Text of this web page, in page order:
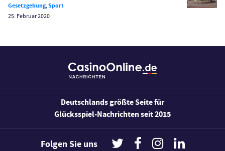
Wirtschaft
Gesetzgebung,Sport
25. Februar 2020
Deutschlands größte Seite für
Glücksspiel-Nachrichten seit 2015
Folgen Sie uns